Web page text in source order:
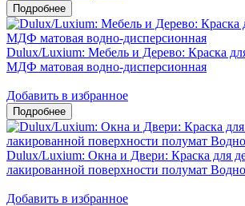
Dulux/Luxium: Мебель и Дерево: Краска
МДФ матовая водно-дисперсионная
Добавить в избранное
Dulux/Luxium: Окна и Двери: Краска для
лакированной поверхности полумат
Добавить в избранное